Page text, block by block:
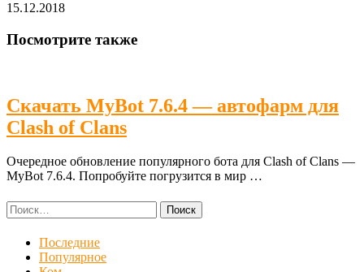
15.12.2018
Посмотрите также
Скачать MyBot 7.6.4 — автофарм для
Clash of Clans
Очередное обновление популярного бота для Clash of Clans —
MyBot 7.6.4. Попробуйте погрузится в мир …
Найти:
Последние
Популярное